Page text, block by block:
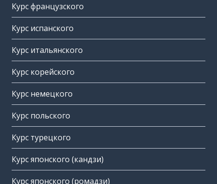
Курс французского
Курс испанского
Курс итальянского
Курс корейского
Курс немецкого
Курс польского
Курс турецкого
Курс японского (кандзи)
Курс японского (ромадзи)